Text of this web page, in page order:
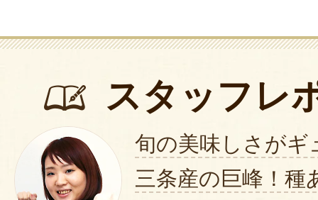
スタッフレ
旬の美味しさがギ
三条産の巨峰！種